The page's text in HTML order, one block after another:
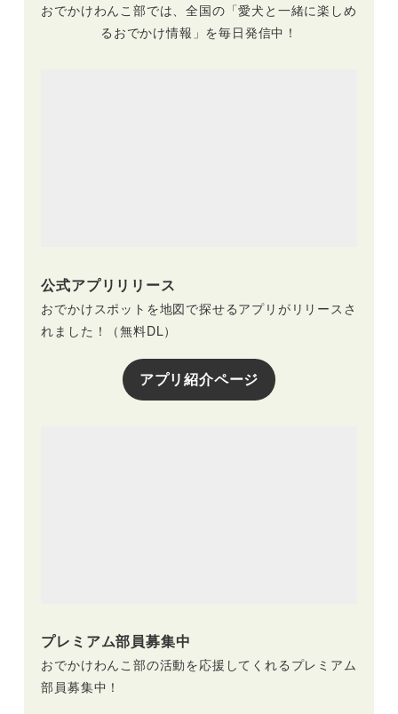
おでかけわんこ部では、全国の「愛犬と一緒に楽しめ
るおでかけ情報」を毎日発信中！
公式アプリリリース
おでかけスポットを地図で探せるアプリがリリースさ
れました！（無料DL）
アプリ紹介ページ
プレミアム部員募集中
おでかけわんこ部の活動を応援してくれるプレミアム
部員募集中！